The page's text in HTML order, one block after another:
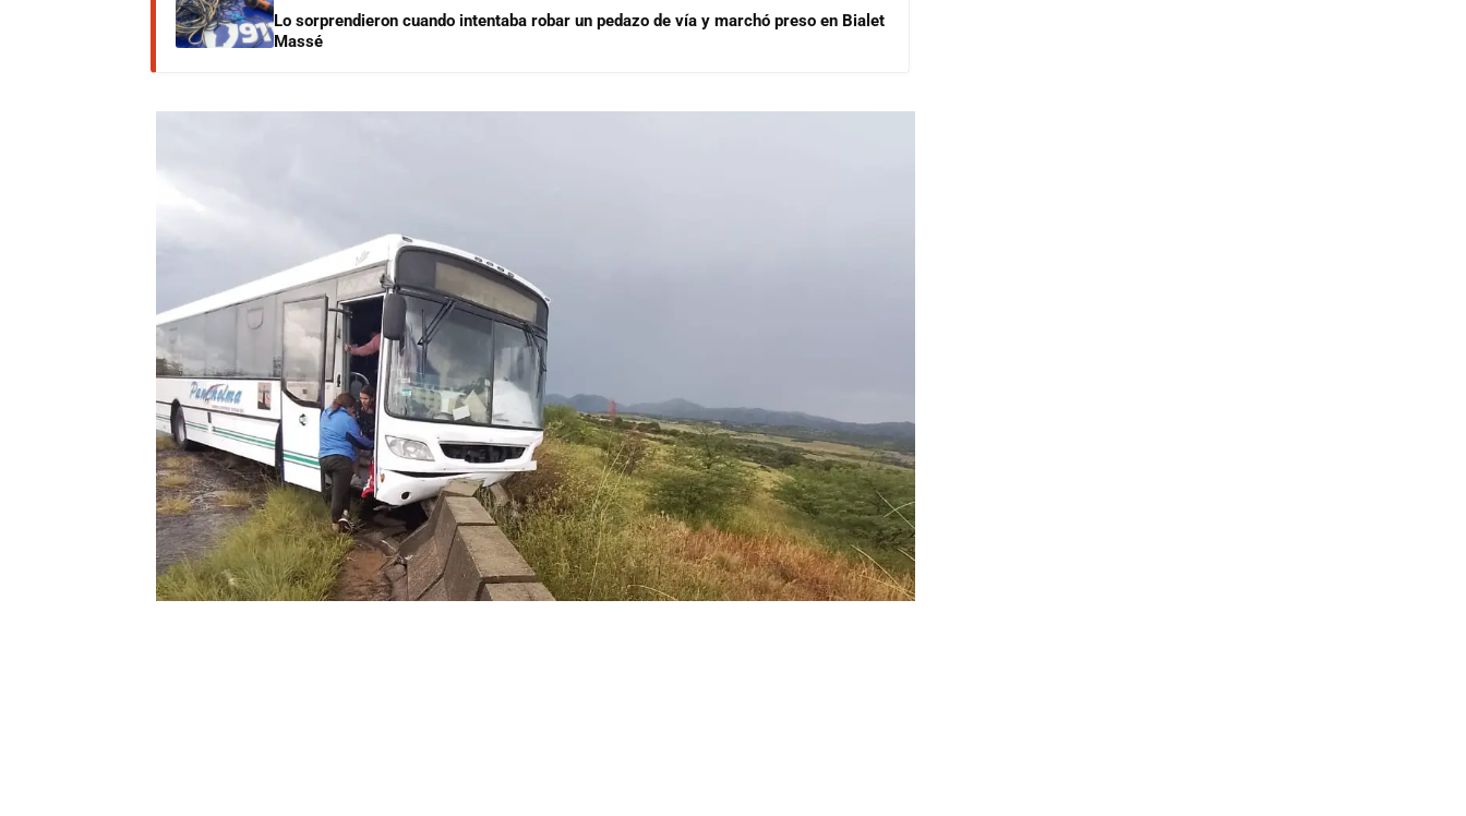
Lo sorprendieron cuando intentaba robar un pedazo de vía y marchó preso en Bialet
Massé